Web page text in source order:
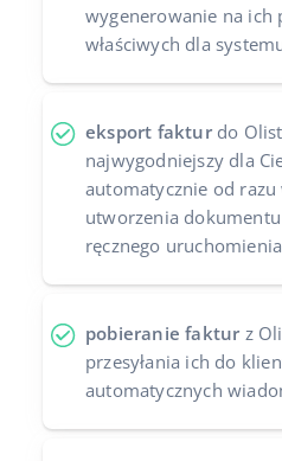
Base Courier
中文
wygenerowanie na ich
właściwych dla
eksport fakturdo Olist
najwygodniejszy dla
automatycznie od
utworzenia
ręcznego
pobieranie faktur z
przesyłania ich do
automatycznych